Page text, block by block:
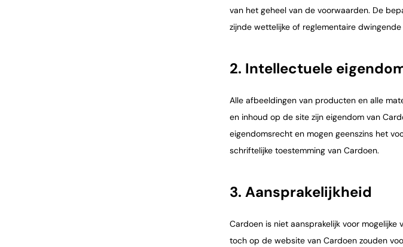
van het geheel van de voorwaarden. De
zijnde wettelijke of reglementaire
2. Intellectuele
Alle afbeeldingen van producten en alle
en inhoud op de site zijn eigendom van
eigendomsrecht en mogen geenszins het
schriftelijke toestemming van Cardoen.
3. Aansprakelijkheid
Cardoen is niet aansprakelijk voor
toch op de website van Cardoen zouden